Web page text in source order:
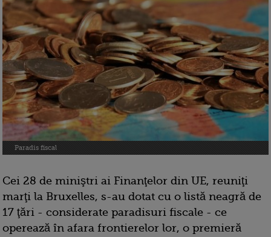
Paradis fiscal
Cei 28 de miniştri ai Finanţelor din UE, reuniţi
marţi la Bruxelles, s-au dotat cu o listă neagră de
17 ţări - considerate paradisuri fiscale - ce
operează în afara frontierelor lor, o premieră